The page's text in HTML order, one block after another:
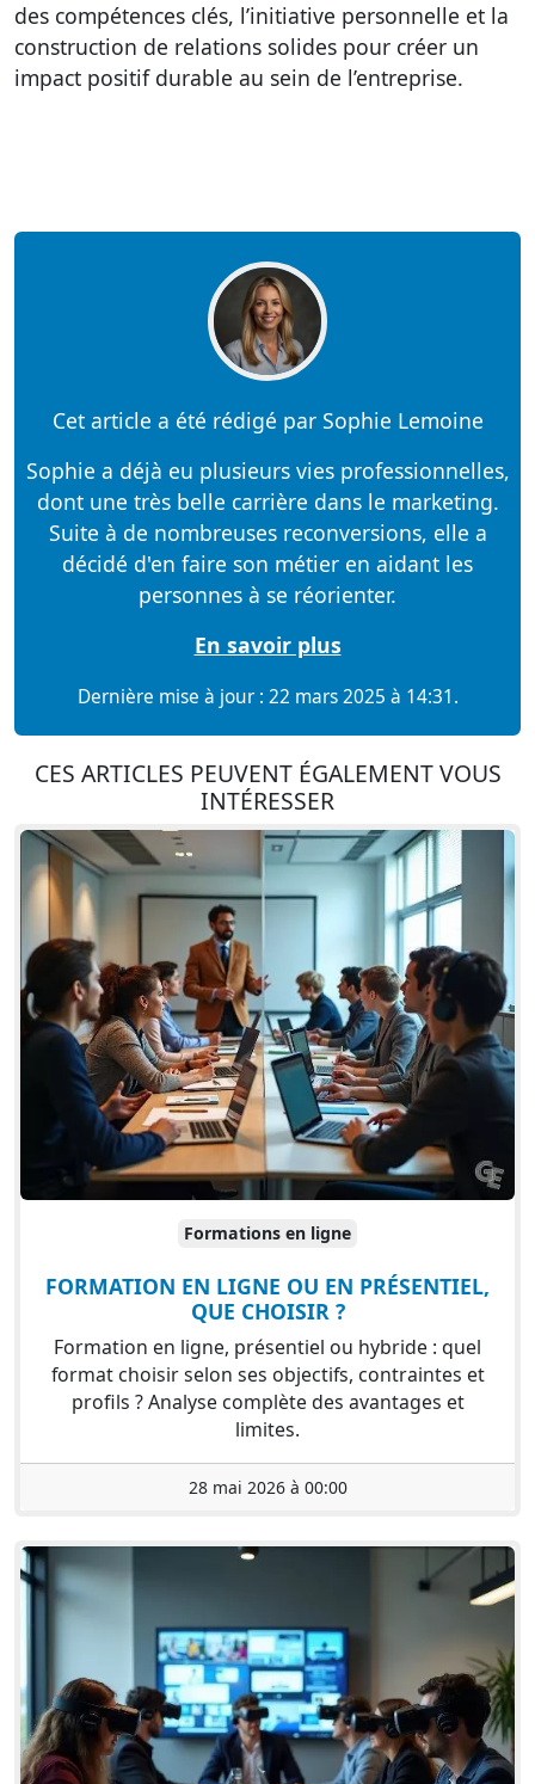
des compétences clés, l’initiative personnelle et la
construction de relations solides pour créer un
impact positif durable au sein de l’entreprise.
Cet article a été rédigé par Sophie Lemoine
Sophie a déjà eu plusieurs vies professionnelles,
dont une très belle carrière dans le marketing.
Suite à de nombreuses reconversions, elle a
décidé d'en faire son métier en aidant les
personnes à se réorienter.
En savoir plus
Dernière mise à jour : 22 mars 2025 à 14:31.
CES ARTICLES PEUVENT ÉGALEMENT VOUS
INTÉRESSER
Formations en ligne
FORMATION EN LIGNE OU EN PRÉSENTIEL,
QUE CHOISIR ?
Formation en ligne, présentiel ou hybride : quel
format choisir selon ses objectifs, contraintes et
profils ? Analyse complète des avantages et
limites.
28 mai 2026 à 00:00